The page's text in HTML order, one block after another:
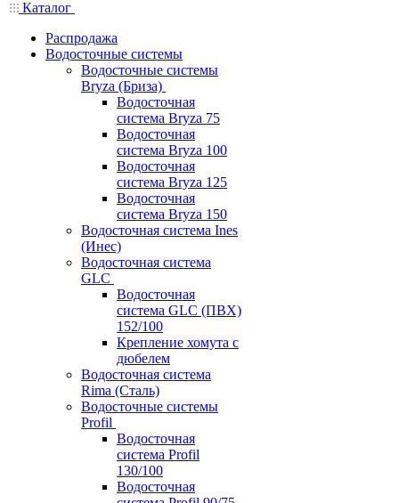
Каталог
Распродажа
Водосточные системы
Водосточные системы
Bryza (Бриза)
Водосточная
система Bryza 75
Водосточная
система Bryza 100
Водосточная
система Bryza 125
Водосточная
система Bryza 150
Водосточная система Ines
(Инес)
Водосточная система
GLC
Водосточная
система GLC (ПВХ)
152/100
Крепление хомута с
дюбелем
Водосточная система
Rima (Сталь)
Водосточные системы
Profil
Водосточная
система Profil
130/100
Водосточная